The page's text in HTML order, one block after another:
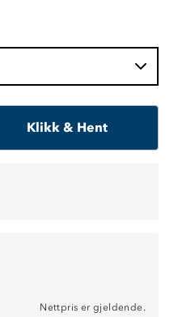
Klikk & Hent
Nettpris er gjeldende.